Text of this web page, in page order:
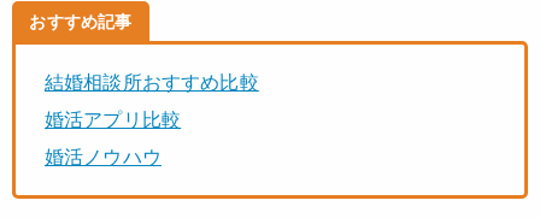
おすすめ記事
結婚相談所おすすめ比較
婚活アプリ比較
婚活ノウハウ